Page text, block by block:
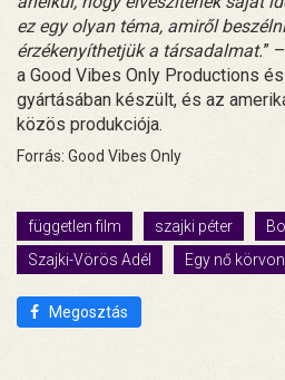
ez egy olyan téma, amiről
érzékenyíthetjük a társadalmat.”
a Good Vibes Only Productions
gyártásában készült, és az
közös produkciója.
Forrás: Good Vibes Only
független film szajki péter
Szajki-Vörös Adél
Egy nő
Megosztás